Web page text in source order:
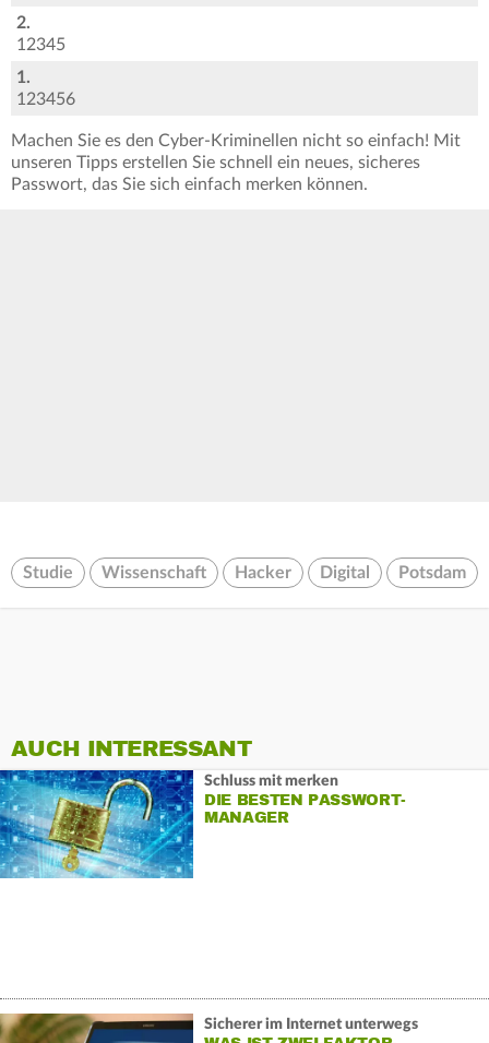
2.
12345
1.
123456
Machen Sie es den Cyber-Kriminellen nicht so einfach! Mit
unseren Tipps erstellen Sie schnell ein neues, sicheres
Passwort, das Sie sich einfach merken können.
Studie Wissenschaft Hacker Digital Potsdam
AUCH INTERESSANT
Schluss mit merken
DIE BESTEN PASSWORT-
MANAGER
Sicherer im Internet unterwegs